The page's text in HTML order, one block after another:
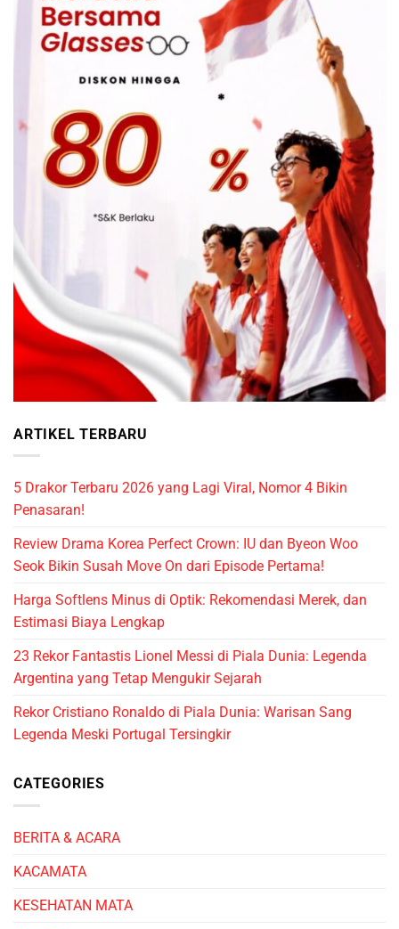
ARTIKEL TERBARU
5 Drakor Terbaru 2026 yang Lagi Viral, Nomor 4 Bikin
Penasaran!
Review Drama Korea Perfect Crown: IU dan Byeon Woo
Seok Bikin Susah Move On dari Episode Pertama!
Harga Softlens Minus di Optik: Rekomendasi Merek, dan
Estimasi Biaya Lengkap
23 Rekor Fantastis Lionel Messi di Piala Dunia: Legenda
Argentina yang Tetap Mengukir Sejarah
Rekor Cristiano Ronaldo di Piala Dunia: Warisan Sang
Legenda Meski Portugal Tersingkir
CATEGORIES
BERITA & ACARA
KACAMATA
KESEHATAN MATA